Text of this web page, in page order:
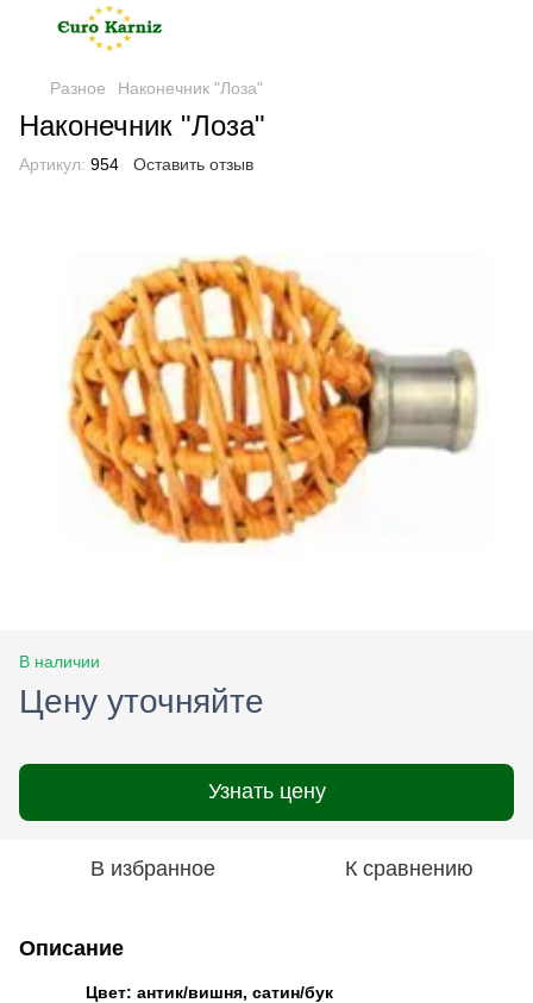
Разное Наконечник "Лоза"
Наконечник "Лоза"
Артикул: 954 Оставить отзыв
В наличии
Цену уточняйте
Узнать цену
В избранное К сравнению
Описание
Цвет: антик/вишня, сатин/бук